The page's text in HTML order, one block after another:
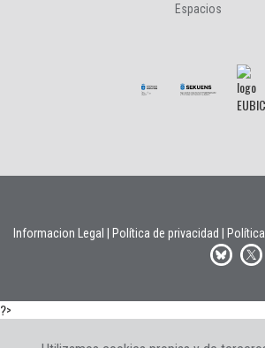
Espacios
Informacion Legal Política de privacidad
?>